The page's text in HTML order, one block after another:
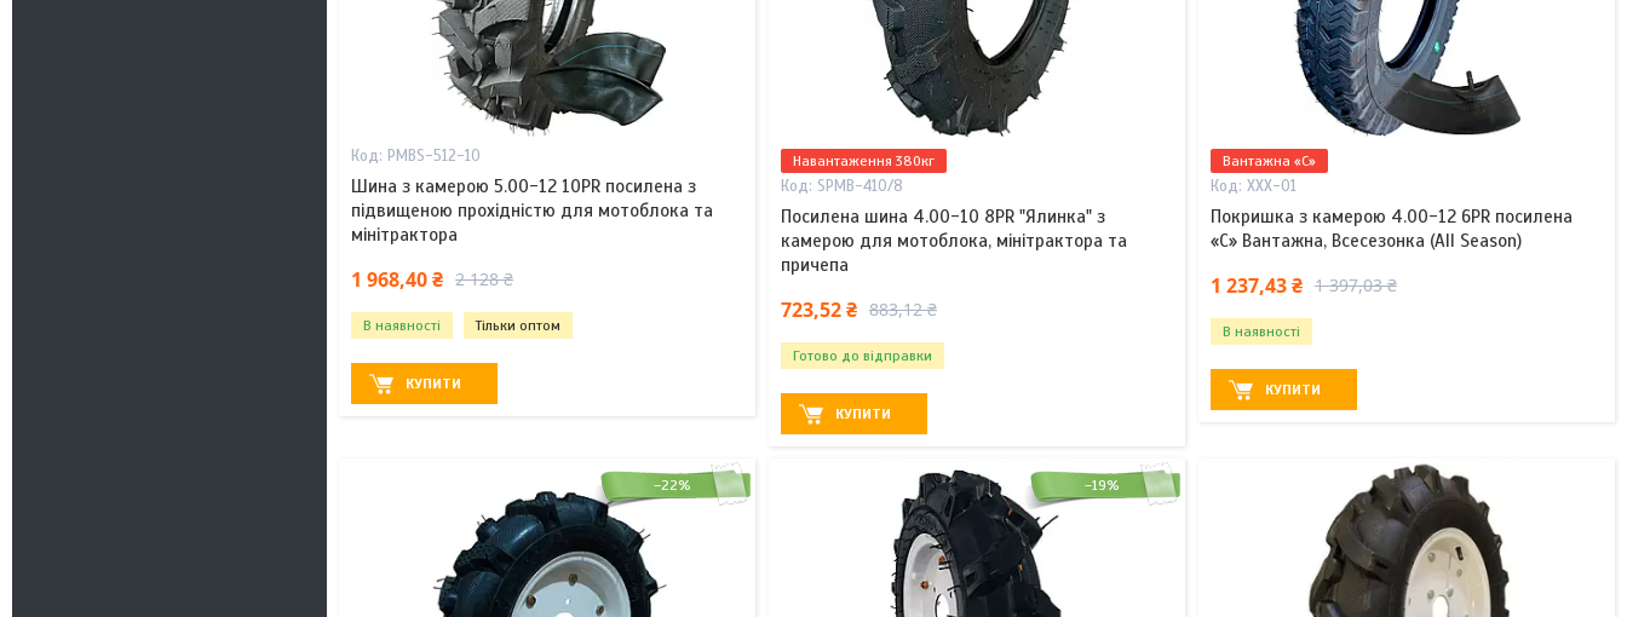
PMBS-512-10
Шина з камерою 5.00-12 10PR посилена з
підвищеною прохідністю для мотоблока та
мінітрактора
1 968,40 ₴ 2 128 ₴
В наявності Тільки оптом
КУПИТИ
Навантаження 380кг
SPMB-410/8
Посилена шина 4.00-10 8PR "Ялинка" з
камерою для мотоблока, мінітрактора та
причепа
723,52 ₴ 883,12 ₴
Готово до відправки
КУПИТИ
Вантажна «C»
XXX-01
Покришка з камерою 4.00-12 6PR посилена
«C» Вантажна, Всесезонка (All Season)
1 237,43 ₴ 1 397,03 ₴
В наявності
КУПИТИ
–22% –19%